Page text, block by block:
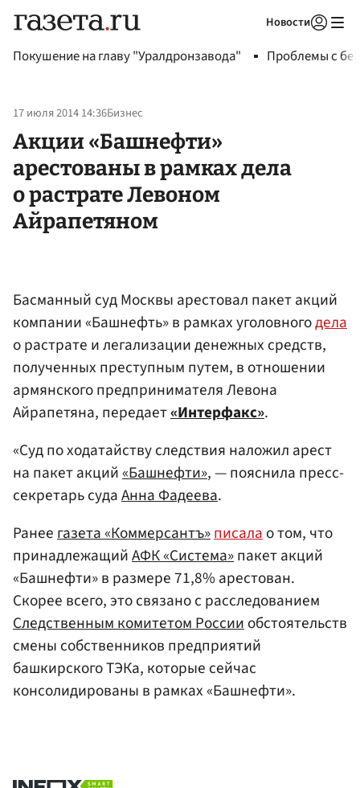
Новости
Покушение на главу "Уралдронзавода" Проблемы с
17 июля 2014 14:36Бизнес
Акции «Башнефти»
арестованы в рамках дела
о растрате Левоном
Айрапетяном
Басманный суд Москвы арестовал пакет акций
компании «Башнефть» в рамках уголовногодела
о растрате и легализации денежных средств,
полученных преступным путем, в отношении
армянского предпринимателя Левона
Айрапетяна, передает«Интерфакс».
«Суд по ходатайству следствия наложил арест
на пакет акций«Башнефти», — пояснила пресс-
секретарь судаАнна Фадеева.
Ранеегазета «Коммерсантъ»писалао том, что
принадлежащийАФК «Система»пакет акций
«Башнефти» в размере 71,8% арестован.
Скорее всего, это связано с расследованием
Следственным комитетом Россииобстоятельств
смены собственников предприятий
башкирского ТЭКа, которые сейчас
консолидированы в рамках «Башнефти».